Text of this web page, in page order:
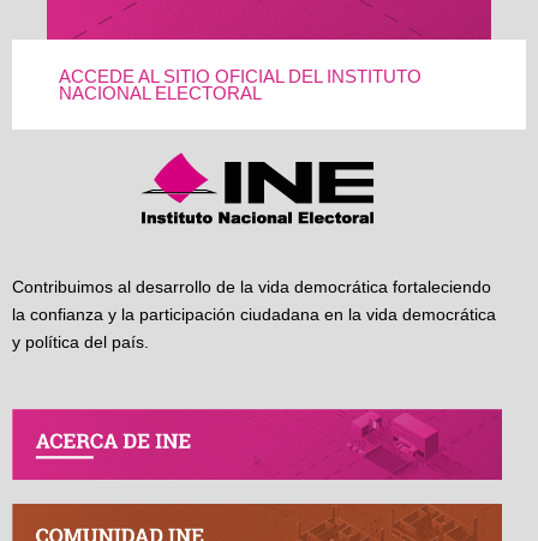
ACCEDE AL SITIO OFICIAL DEL INSTITUTO
NACIONAL ELECTORAL
Contribuimos al desarrollo de la vida democrática fortaleciendo
la confianza y la participación ciudadana en la vida democrática
y política del país.